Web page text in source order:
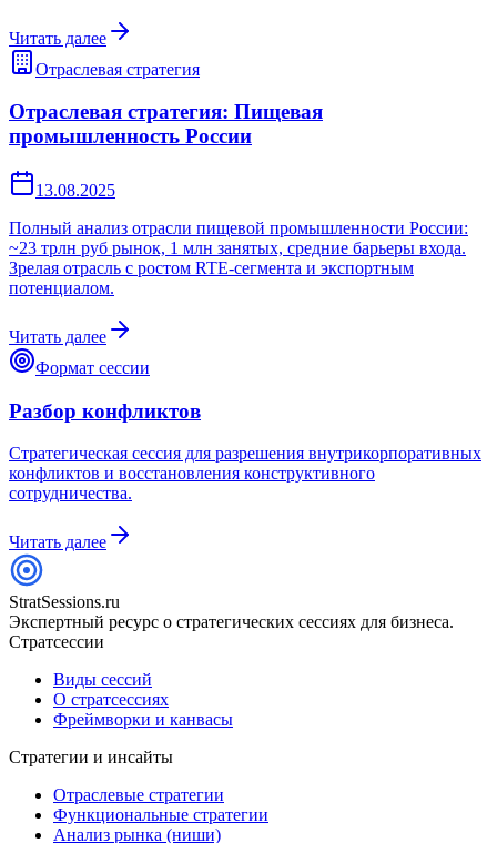
Читать далее
Отраслевая стратегия
Отраслевая стратегия: Пищевая
промышленность России
13.08.2025
Полный анализ отрасли пищевой промышленности России:
~23 трлн руб рынок, 1 млн занятых, средние барьеры входа.
Зрелая отрасль с ростом RTE-сегмента и экспортным
потенциалом.
Читать далее
Формат сессии
Разбор конфликтов
Стратегическая сессия для разрешения внутрикорпоративных
конфликтов и восстановления конструктивного
сотрудничества.
Читать далее
StratSessions.ru
Экспертный ресурс о стратегических сессиях для бизнеса.
Стратсессии
Виды сессий
О стратсессиях
Фреймворки и канвасы
Стратегии и инсайты
Отраслевые стратегии
Функциональные стратегии
Анализ рынка (ниши)